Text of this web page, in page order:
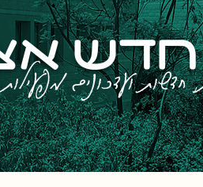
חדשות ועדכונים